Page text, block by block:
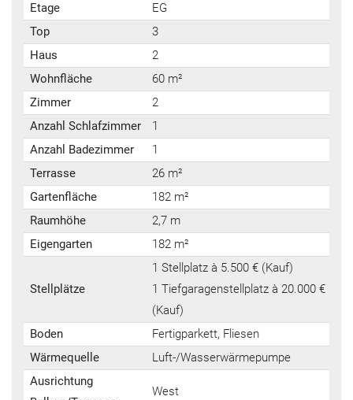
Etage
EG
Top
3
Haus
2
Wohnfläche
60 m²
Zimmer
2
Anzahl Schlafzimmer
1
Anzahl Badezimmer
1
Terrasse
26 m²
Gartenfläche
182 m²
Raumhöhe
2,7 m
Eigengarten
182 m²
Stellplätze
1 Stellplatz à 5.500 € (Kauf)
1 Tiefgaragenstellplatz à 20.000 €
(Kauf)
Boden
Fertigparkett, Fliesen
Wärmequelle
Luft-/Wasserwärmepumpe
Ausrichtung
West